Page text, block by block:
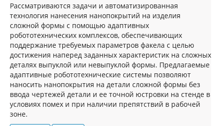
Рассматриваются задачи и автоматизированная
технология нанесения нанопокрытий на изделия
сложной формы с помощью адаптивных
робототехнических комплексов, обеспечивающих
поддержание требуемых параметров факела с целью
достижения наперед заданных характеристик на сложных
деталях выпуклой или невыпуклой формы. Предлагаемые
адаптивные робототехнические системы позволяют
наносить нанопокрытия на детали сложной формы без
ввода чертежей детали и ее точной юстровки на стенде в
условиях помех и при наличии препятствий в рабочей
зоне.